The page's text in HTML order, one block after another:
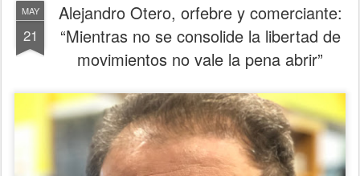
MAY
21
Alejandro Otero, orfebre y comerciante:
“Mientras no se consolide la libertad de
movimientos no vale la pena abrir”